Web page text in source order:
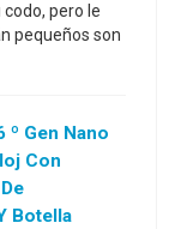
pero le
pequeños son
º Gen Nano
Con
Botella